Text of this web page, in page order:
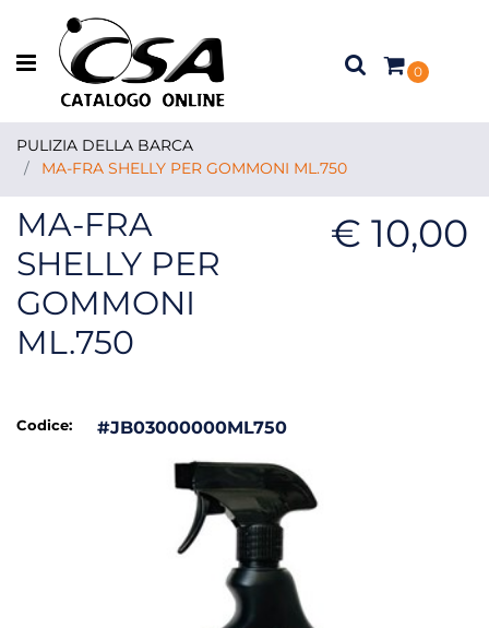
Open menu
0
PULIZIA DELLA BARCA
MA-FRA SHELLY PER GOMMONI ML.750
MA-FRA
SHELLY PER
GOMMONI
ML.750
€ 10,00
Codice: #JB03000000ML750